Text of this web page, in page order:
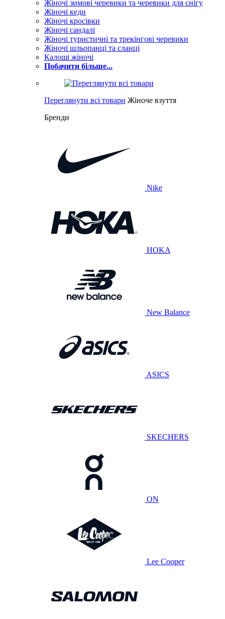
Жіночі зимові черевики та черевики для снігу
Жіночі кеди
Жіночі кросівки
Жіночі сандалі
Жіночі туристичні та трекінгові черевики
Жіночі шльопанці та сланці
Калоші жіночі
Побачити більше...
Переглянути всі товари Жіноче взуття
Бренди
Nike
HOKA
New Balance
ASICS
SKECHERS
ON
Lee Cooper